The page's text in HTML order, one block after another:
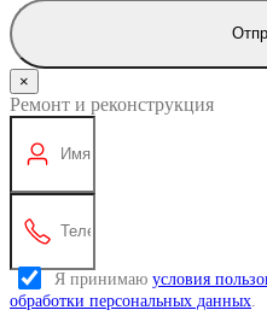
×
Ремонт и реконструкция
Я принимаю условия
обработки персональных данных